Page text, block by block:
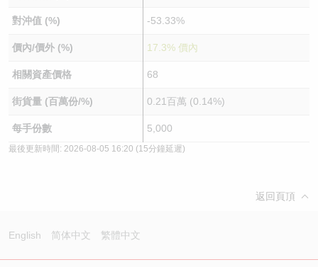
對沖值 (%) -53.33%
價內/價外 (%) 17.3% 價內
相關資產價格 68
街貨量 (百萬份/%) 0.21百萬 (0.14%)
每手份數 5,000
最後更新時間: 2026-08-05 16:20 (15分鐘延遲)
返回頁頂
English 简体中文 繁體中文